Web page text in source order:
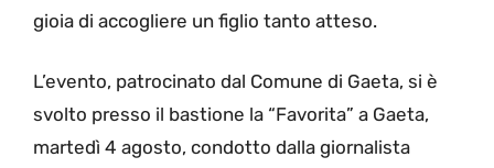
gioia di accogliere un figlio tanto atteso.
L’evento, patrocinato dal Comune di Gaeta, si è
svolto presso il bastione la “Favorita” a Gaeta,
martedì 4 agosto, condotto dalla giornalista